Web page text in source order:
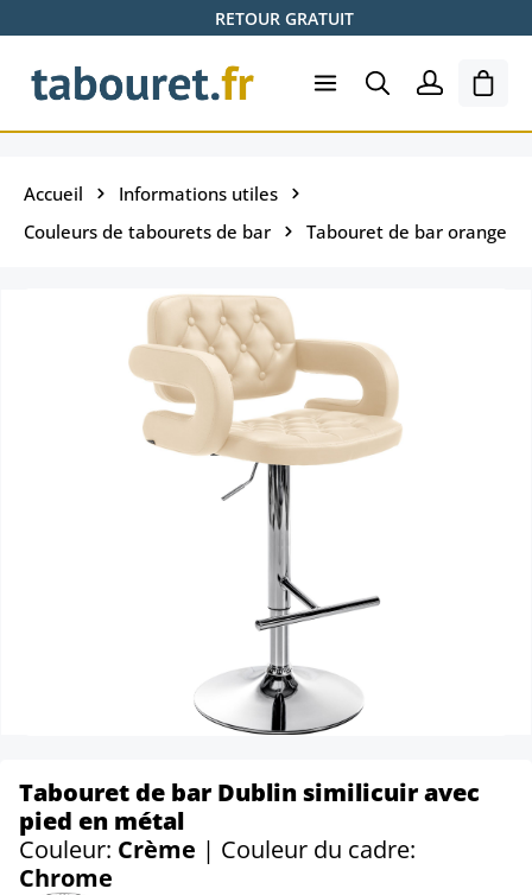
Passer au contenu principalRETOUR GRATUIT
Le
Accueil
Informations utiles
Couleurs de tabourets de bar
Tabouret de bar orange
Tabouret de bar Dublin similicuir avec
pied en métal
Couleur: Crème | Couleur du cadre:
Chrome